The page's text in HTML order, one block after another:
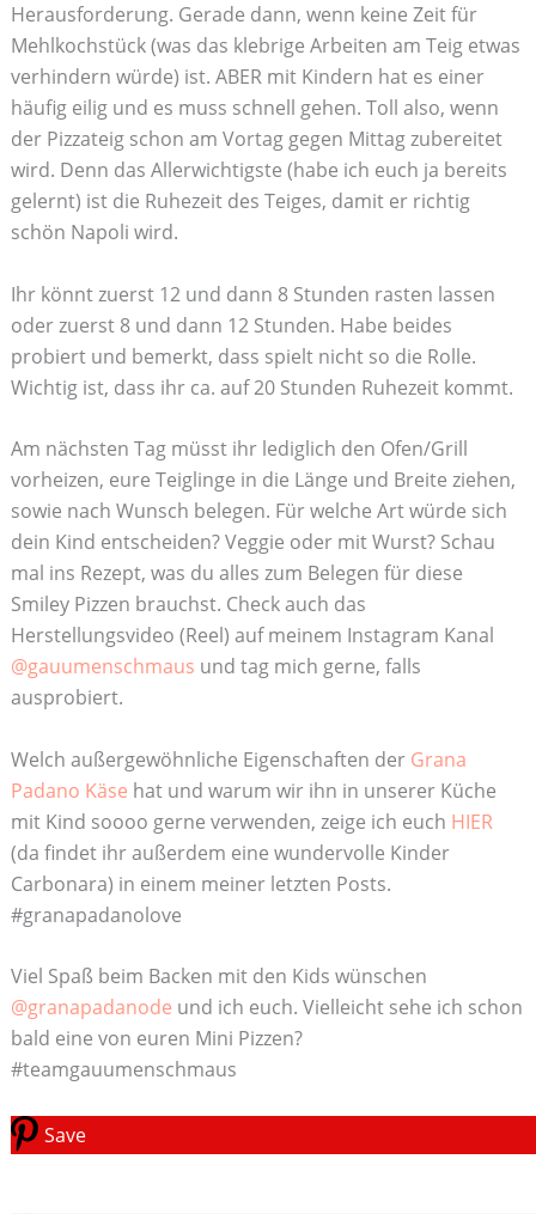
Herausforderung. Gerade dann, wenn keine Zeit für
Mehlkochstück (was das klebrige Arbeiten am Teig etwas
verhindern würde) ist. ABER mit Kindern hat es einer
häufig eilig und es muss schnell gehen. Toll also, wenn
der Pizzateig schon am Vortag gegen Mittag zubereitet
wird. Denn das Allerwichtigste (habe ich euch ja bereits
gelernt) ist die Ruhezeit des Teiges, damit er richtig
schön Napoli wird.
Ihr könnt zuerst 12 und dann 8 Stunden rasten lassen
oder zuerst 8 und dann 12 Stunden. Habe beides
probiert und bemerkt, dass spielt nicht so die Rolle.
Wichtig ist, dass ihr ca. auf 20 Stunden Ruhezeit kommt.
Am nächsten Tag müsst ihr lediglich den Ofen/Grill
vorheizen, eure Teiglinge in die Länge und Breite ziehen,
sowie nach Wunsch belegen. Für welche Art würde sich
dein Kind entscheiden? Veggie oder mit Wurst? Schau
mal ins Rezept, was du alles zum Belegen für diese
Smiley Pizzen brauchst. Check auch das
Herstellungsvideo (Reel) auf meinem Instagram Kanal
@gauumenschmaus und tag mich gerne, falls
ausprobiert.
Welch außergewöhnliche Eigenschaften der Grana
Padano Käse hat und warum wir ihn in unserer Küche
mit Kind soooo gerne verwenden, zeige ich euch HIER
(da findet ihr außerdem eine wundervolle Kinder
Carbonara) in einem meiner letzten Posts.
#granapadanolove
Viel Spaß beim Backen mit den Kids wünschen
@granapadanode und ich euch. Vielleicht sehe ich schon
bald eine von euren Mini Pizzen?
#teamgauumenschmaus
Save